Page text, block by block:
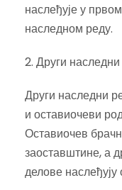
наслеђује у
наследном реду.
2. Други
Други наследни
и оставиочеви
Оставиочев
заоставштине, а
делове